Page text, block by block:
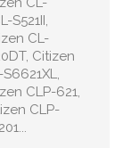
S521II,
CL-
Citizen
CLP-621,
CLP-